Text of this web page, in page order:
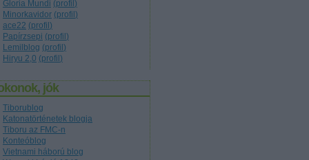
Gloria Mundi (profil )
Minorkavidor (profil )
ace22 (profil )
Papírzsepi (profil )
Lemilblog (profil )
Hiryu 2,0 (profil )
jók
Tiborublog
Katonatörténetek blogja
Tiboru az FMC-n
Konteóblog
Vietnami háború blog